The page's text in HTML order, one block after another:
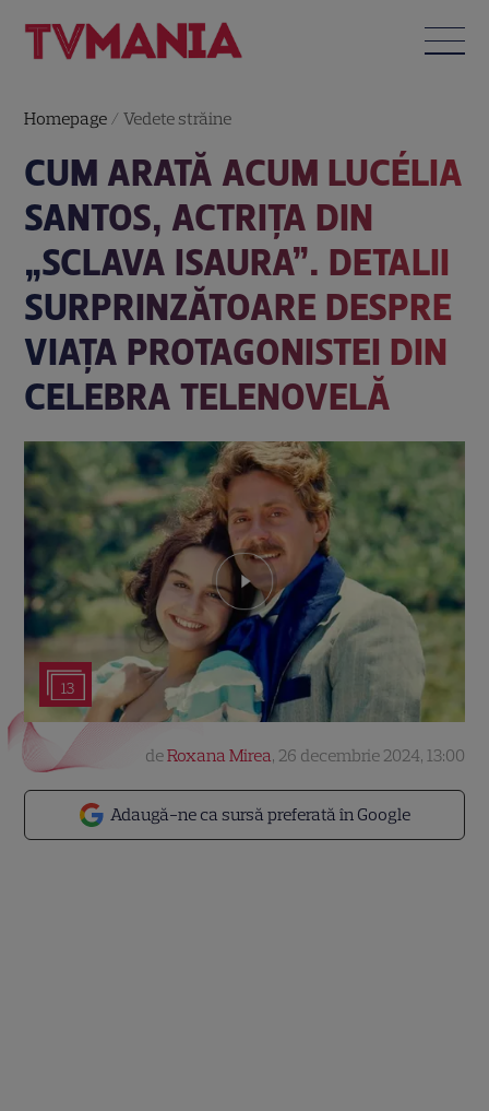
Homepage /Vedete străine
CUM ARATĂ ACUM LUCÉLIA
SANTOS, ACTRIȚA DIN
„SCLAVA ISAURA”. DETALII
SURPRINZĂTOARE DESPRE
VIAȚA PROTAGONISTEI DIN
CELEBRA TELENOVELĂ
13
Adaugă-ne ca sursă preferată în Google
deRoxana Mirea, 26 decembrie 2024, 13:00